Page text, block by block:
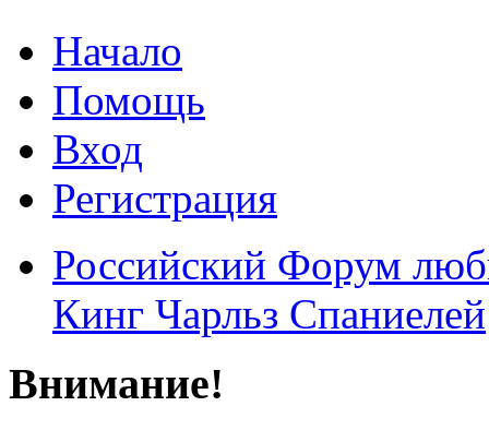
Начало
Помощь
Вход
Регистрация
Российский Форум
Кинг Чарльз Спаниелей
Внимание!